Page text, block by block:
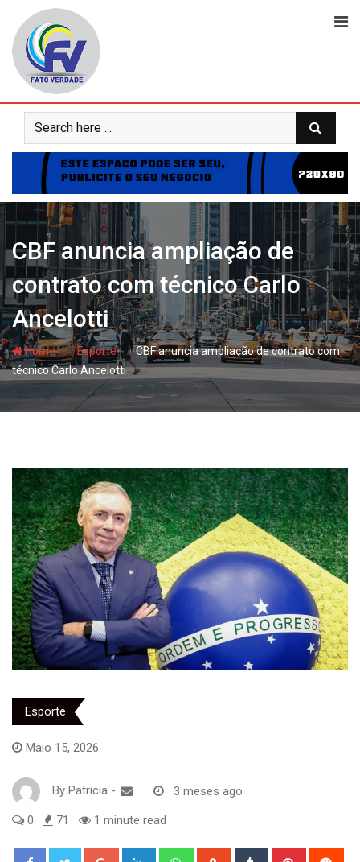
content
CBF anuncia ampliação de
contrato com técnico Carlo
Ancelotti
Home- hjEsporte- hjCBF anuncia ampliação de contrato com
técnico Carlo Ancelotti
Esporte
Maio 15, 2026
By Patricia - 3 meses ago
0 71 1 minute read
Google+ LinkedIn WhatsappStumbleUpon
Tumblr Pinterest